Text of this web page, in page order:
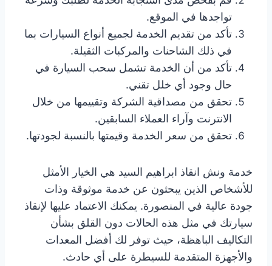
تواجدها في الموقع.
تأكد من تقديم الخدمة لجميع أنواع السيارات بما
في ذلك الشاحنات والمركبات الثقيلة.
تأكد من أن الخدمة تشمل سحب السيارة في
حال وجود أي خلل تقني.
تحقق من مصداقية الشركة وتقييمها من خلال
الانترنت وآراء العملاء السابقين.
تحقق من سعر الخدمة وقيمتها بالنسبة لجودتها.
خدمة ونش انقاذ ابراهيم السيد هي الخيار الأمثل
للأشخاص الذين يبحثون عن خدمة موثوقة وذات
جودة عالية في المنصورة. يمكنك الاعتماد عليها لإنقاذ
سيارتك في مثل هذه الحالات دون القلق بشأن
التكاليف الباهظة، حيث توفر لك أفضل المعدات
والأجهزة المتقدمة للسيطرة على أي حادث.